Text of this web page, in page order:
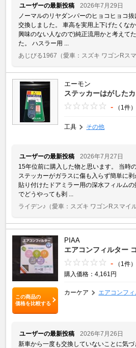
ユーザーの最新投稿
2026年7月29日
ノーマルのリヤダンパーのヒョコヒョコ
交換しました。 車高を実用上下げたくな
興味のない人なので)純正流用かと考えて
た。 ハスラー用 ...
あじびる1967 （愛車：スズキ ワゴンRス
エーモン
ステッカーはがした
- （1件）
工具 その他
ユーザーの最新投稿
2026年7月27日
15年位前に購入した物と思います。 当時
ステッカーがガラスに傷も入らず簡単に
貼り付けたドアミラー用の深水フィルム
でどうやっても剥 ...
ライデン♪ （愛車：スズキ ワゴンRスマイ
この商品の
価格を比較する
PIAA
エアコンフィルター
-
（1件）
購入価格：4,161円
カーケア エアコンフ
ユーザーの最新投稿
2026年7月26日
新車から一度も交換していないことに気